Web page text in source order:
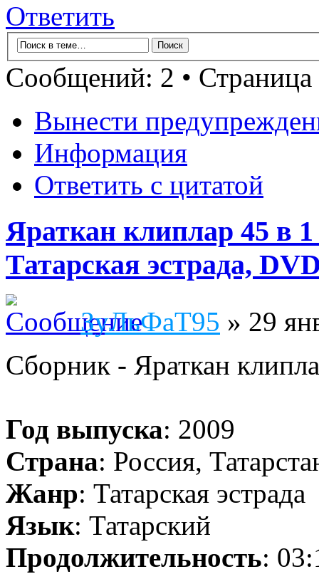
Ответить
Сообщений: 2 • Страница
Вынести
Информация
Ответить с цитатой
Яраткан клиплар 45 в
Татарская эстрада,
ЗуЛьФаТ95 » 29
Сборник - Яраткан
Год выпуска: 2009
Страна: Россия,
Жанр: Татарская эстрада
Язык: Татарский
Продолжительность: